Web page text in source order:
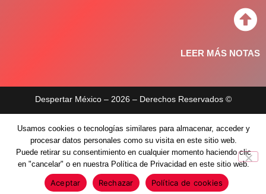
LEER MÁS NOTAS
Despertar México – 2026 – Derechos Reservados ©
Aviso de privacidad
Políticas de privacidad
Usamos cookies o tecnologías similares para almacenar, acceder y
procesar datos personales como su visita en este sitio web.
Puede retirar su consentimiento en cualquier momento haciendo clic
en "cancelar" o en nuestra Política de Privacidad en este sitio web.
Aceptar Rechazar Política de cookies